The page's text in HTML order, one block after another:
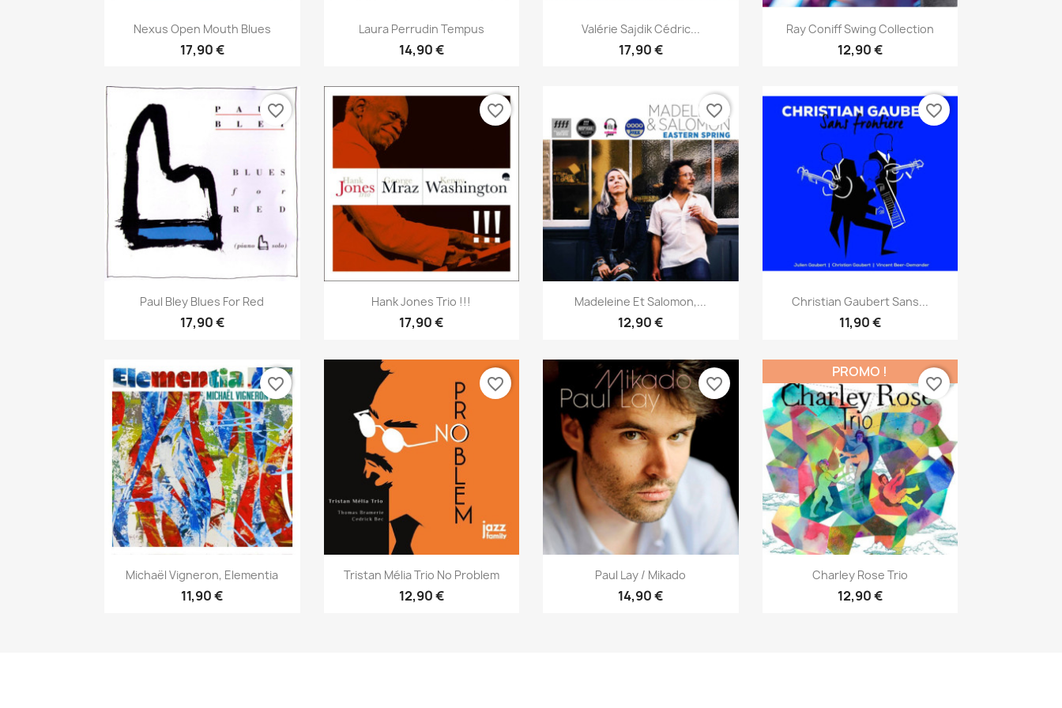
Aperçu rapide
Nexus Open Mouth Blues
17,90 €
Aperçu rapide
Laura Perrudin Tempus
14,90 €
Aperçu rapide
Valérie Sajdik Cédric...
17,90 €
Aperçu rapide
Ray Coniff Swing Collection
12,90 €
Aperçu rapide
Paul Bley Blues For Red
17,90 €
favorite_border
Aperçu rapide
Hank Jones Trio !!!
17,90 €
favorite_border
Aperçu rapide
Madeleine Et Salomon,...
12,90 €
favorite_border
Aperçu rapide
Christian Gaubert Sans...
11,90 €
favorite_border
Aperçu rapide
Michaël Vigneron, Elementia
11,90 €
favorite_border
Aperçu rapide
Tristan Mélia Trio No Problem
12,90 €
favorite_border
Aperçu rapide
Paul Lay / Mikado
14,90 €
favorite_border
Aperçu rapide
Charley Rose Trio
12,90 €
PROMO !
favorite_border